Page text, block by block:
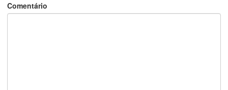
Comentário